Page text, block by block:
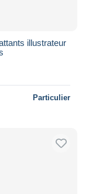
illustrateur
Particulier